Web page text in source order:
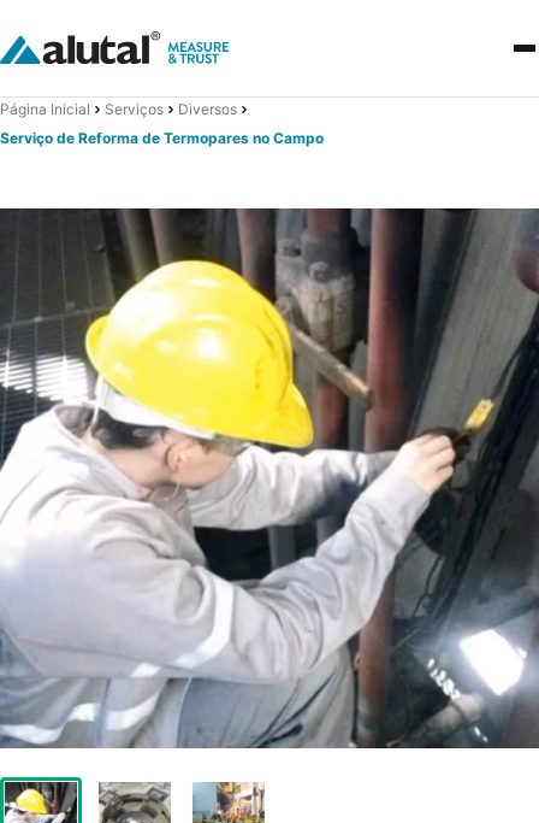
Página Inicial Serviços
Diversos
Serviço de Reforma de Termopares no Campo